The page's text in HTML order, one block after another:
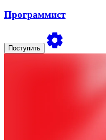
Программист
Поступить